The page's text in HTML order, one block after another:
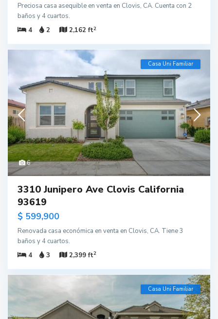
Preciosa casa asequible en venta en Clovis, CA. Cuenta con 2
baños y 4 cuartos.
4
2 2,162 ft2
6
Casa Uni Familiar
3310 Junipero Ave Clovis California
93619
$ 599,900
Renovada casa económica en venta en Clovis, CA. Tiene 3
baños y 4 cuartos.
4
3 2,399 ft2
Casa Uni Familiar